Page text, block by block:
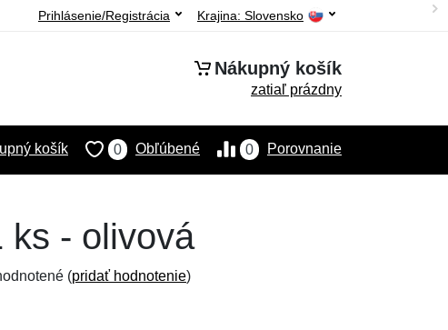
Krajina: Slovensko
Prihlásenie/Registrácia
Nákupný košík
zatiaľ prázdny
0 Porovnanie
0 Obľúbené
košík
ks - olivová
(pridať hodnotenie)